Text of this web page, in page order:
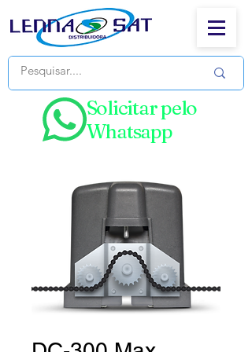
Solicitar pelo
Whatsapp